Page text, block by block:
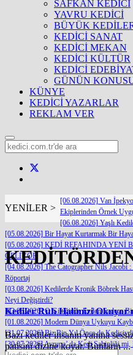
SAFKAN KEDİCİ
YAVRU KEDİCİ
BÜYÜK
KEDİCİ SANAT
KEDİCİ MEKAN
KEDİCİ KÜLTÜR
KEDİCİ
GÜNÜN
KÜNYE
KEDİCİ YAZARLAR
REKLAM VER
YENİLER >
[06.08.2026] Van
Ekiplerinden Örnek
[06.08.2026] Yaşlı
[05.08.2026] Bir Hayat Kurtarmak Bir
[05.08.2026] KEDİ REFAHINDA YENİ
GELİYOR
[04.08.2026] The Catographer Nils Jacobi
Röportaj
[03.08.2026] Kedilerde Kronik Böbrek
Neyi Değiştirdi?
[03.08.2026] O Gittiğinde Evden Sadece
[01.08.2026] Modern Dünya Uykuyu
[31.07.2026] Biz Bin Yıl Önce de
[30.07.2026] Avrupa’ da Kedi Sahipliği
Kediler Ruh Halimizi Okuyor
Bazı kediler insanın yanına
patisini dizine koyar. Bunların ...